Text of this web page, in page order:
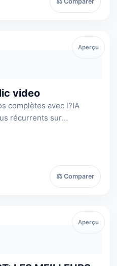
video
complètes avec l?IA
récurrents sur
Twitter X. L'IA …
⚖ Comparer
Aperçu
Aperçu